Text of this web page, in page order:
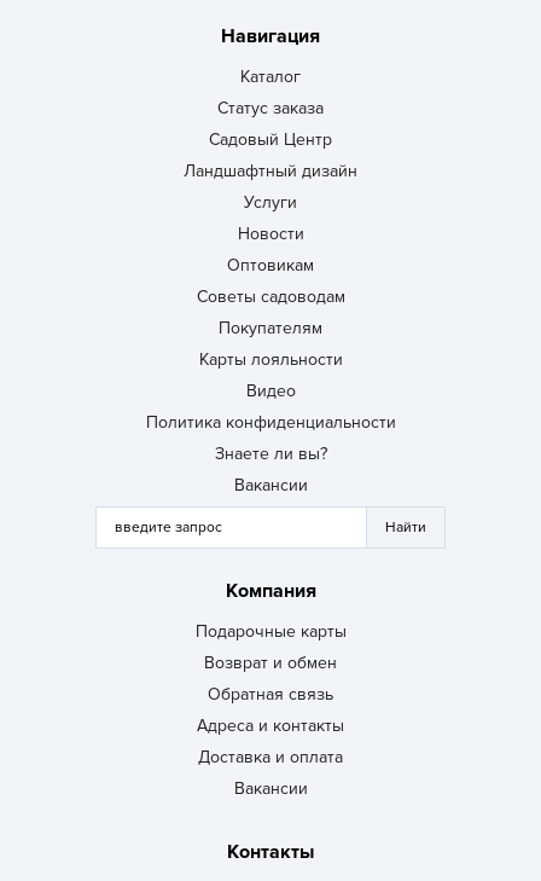
Навигация
Каталог
Статус заказа
Садовый Центр
Ландшафтный дизайн
Услуги
Новости
Оптовикам
Советы садоводам
Покупателям
Карты лояльности
Видео
Политика конфиденциальности
Знаете ли вы?
Вакансии
Компания
Подарочные карты
Возврат и обмен
Обратная связь
Адреса и контакты
Доставка и оплата
Вакансии
Контакты